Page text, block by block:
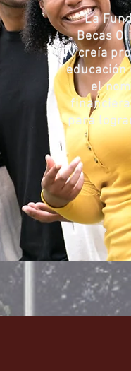
La
Becas
creía
el
para